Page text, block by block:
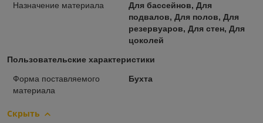
Назначение материала
Для бассейнов, Для
подвалов, Для полов, Для
резервуаров, Для стен, Для
цоколей
Пользовательские характеристики
Форма поставляемого
материала
Бухта
Скрыть